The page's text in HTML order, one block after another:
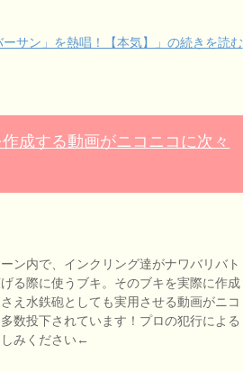
サン」を熱唱！【本気】」の続きを読む
成する動画がニコニコに次々
ン内で、インクリング達がナワバリバト
る際に使うブキ。そのブキを実際に作成
え水鉄砲としても実用させる動画がニコ
数投下されています！プロの犯行による
みください←